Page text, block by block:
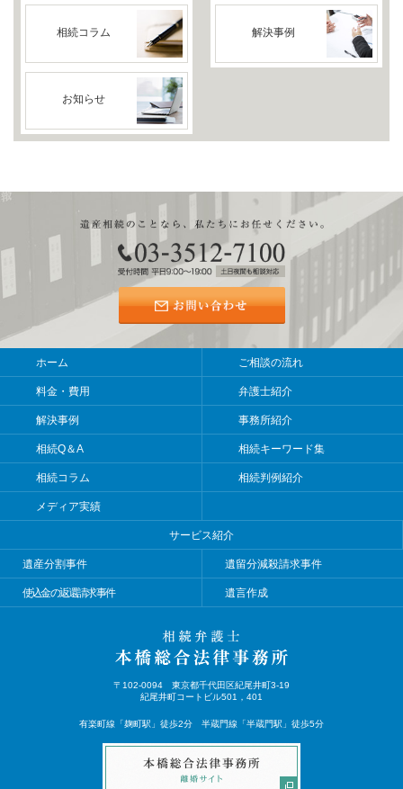
相続コラム 解決事例
お知らせ
ホーム ご相談の流れ
料金・費用 弁護士紹介
解決事例 事務所紹介
相続Q＆A 相続キーワード集
相続コラム 相続判例紹介
メディア実績
サービス紹介
遺産分割事件 遺留分減殺請求事件
使込金の返還請求事件 遺言作成
〒102-0094 東京都千代田区紀尾井町3-19
紀尾井町コートビル501，401
有楽町線「麹町駅」徒歩2分 半蔵門線「半蔵門駅」徒歩5分